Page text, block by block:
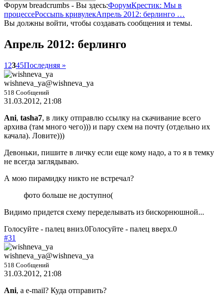
Форум breadcrumbs - Вы здесь:ФорумКрестик: Мы в
процессеРоссыпь кривулекАпрель 2012: берлинго …
Вы должны войти, чтобы создавать сообщения и темы.
Апрель 2012: берлинго
1 2345Последняя »
wishneva_ya@wishneva_ya
518 Сообщений
31.03.2012, 21:08
Ani, tasha7, в лику отправлю ссылку на скачивание всего
архива (там много чего))) и пару схем на почту (отдельно их
качала). Ловите)))
Девоньки, пишите в личку если еще кому надо, а то я в темку
не всегда заглядываю.
А мою пирамидку никто не встречал?
фото больше не доступно(
Видимо придется схему переделывать из бискорнюшной...
Голосуйте - палец вниз.0Голосуйте - палец вверх.0
#31
wishneva_ya@wishneva_ya
518 Сообщений
31.03.2012, 21:08
Ani, а е-mail? Куда отправить?